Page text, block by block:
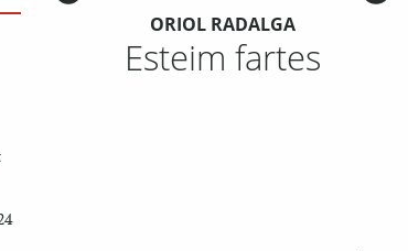
ORIOL RADALGA
Esteim fartes